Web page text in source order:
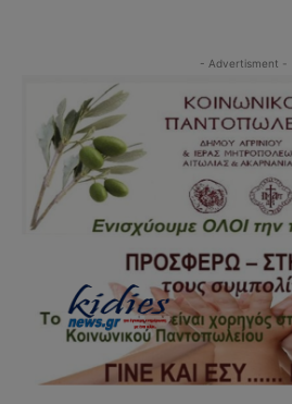
- Advertisment -